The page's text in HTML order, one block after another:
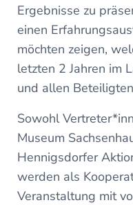
Ergebnisse zu
einen
möchten zeigen,
letzten 2 Jahren im
und allen
Sowohl
Museum
Hennigsdorfer
werden als
Veranstaltung mit